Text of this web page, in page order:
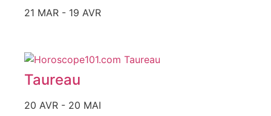
21 MAR - 19 AVR
Taureau
20 AVR - 20 MAI